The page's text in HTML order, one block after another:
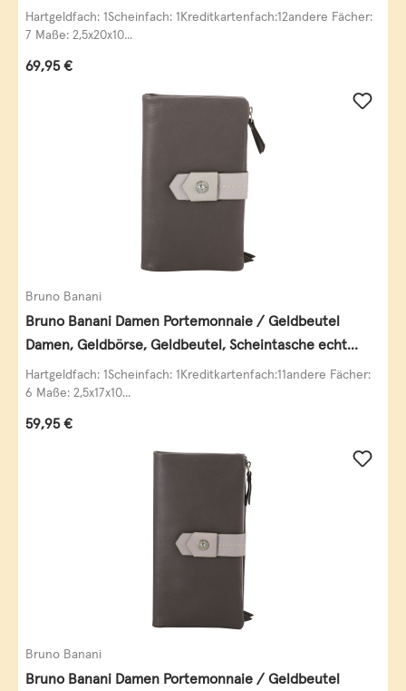
Leder
Hartgeldfach: 1Scheinfach: 1Kreditkartenfach:12andere Fächer:
7 Maße: 2,5x20x10...
Regulärer Preis:
69,95 €
Bruno Banani
Bruno Banani Damen Portemonnaie / Geldbeutel
Damen, Geldbörse, Geldbeutel, Scheintasche echt
Leder
Hartgeldfach: 1Scheinfach: 1Kreditkartenfach:11andere Fächer:
6 Maße: 2,5x17x10...
Regulärer Preis:
59,95 €
Bruno Banani
Bruno Banani Damen Portemonnaie / Geldbeutel